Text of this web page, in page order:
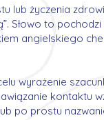
lub życzenia
Słowo to
angielskiego
wyrażenie
kontaktu
prostu